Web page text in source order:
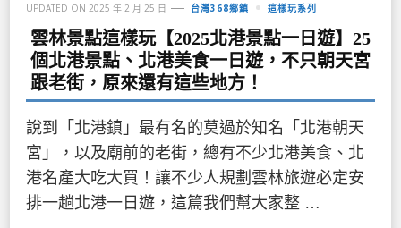
UPDATED ON 2025 年 2 月 25 日 台灣368鄉鎮 這樣玩系列
雲林景點這樣玩【2025北港景點一日遊】25
個北港景點、北港美食一日遊，不只朝天宮
跟老街，原來還有這些地方！
說到「北港鎮」最有名的莫過於知名「北港朝天
宮」，以及廟前的老街，總有不少北港美食、北
港名產大吃大買！讓不少人規劃雲林旅遊必定安
排一趟北港一日遊，這篇我們幫大家整 …